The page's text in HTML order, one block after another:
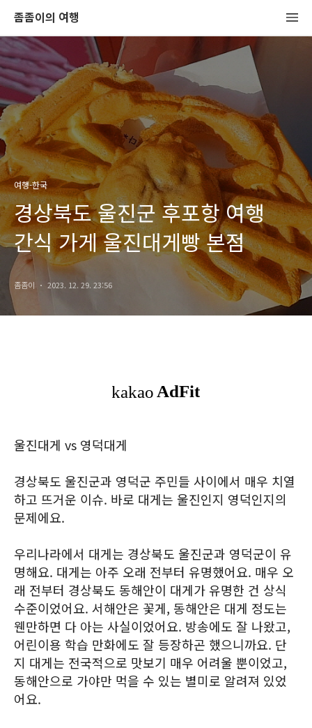
좀좀이의 여행
여행-한국
경상북도 울진군 후포항 여행
간식 가게 울진대게빵 본점
좀좀이 2023. 12. 29. 23:56
울진대게 vs 영덕대게
경상북도 울진군과 영덕군 주민들 사이에서 매우 치열
하고 뜨거운 이슈. 바로 대게는 울진인지 영덕인지의
문제에요.
우리나라에서 대게는 경상북도 울진군과 영덕군이 유
명해요. 대게는 아주 오래 전부터 유명했어요. 매우 오
래 전부터 경상북도 동해안이 대게가 유명한 건 상식
수준이었어요. 서해안은 꽃게, 동해안은 대게 정도는
웬만하면 다 아는 사실이었어요. 방송에도 잘 나왔고,
어린이용 학습 만화에도 잘 등장하곤 했으니까요. 단
지 대게는 전국적으로 맛보기 매우 어려울 뿐이었고,
동해안으로 가야만 먹을 수 있는 별미로 알려져 있었
어요.